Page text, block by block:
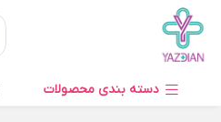
دسته بندی محصولات